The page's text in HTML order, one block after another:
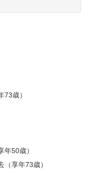
歳）
50歳）
享年73歳）